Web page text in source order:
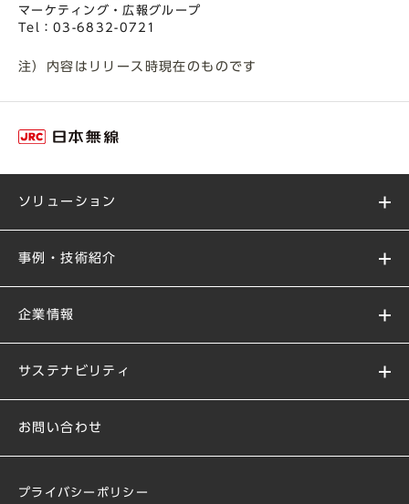
マーケティング・広報グループ
Tel：03-6832-0721
注）内容はリリース時現在のものです
ソリューション
事例・技術紹介
企業情報
サステナビリティ
お問い合わせ
プライバシーポリシー